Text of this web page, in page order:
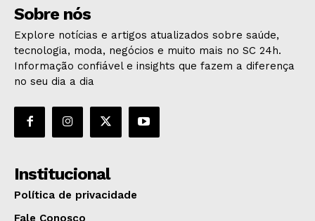
Sobre nós
Explore notícias e artigos atualizados sobre saúde,
tecnologia, moda, negócios e muito mais no SC 24h.
Informação confiável e insights que fazem a diferença
no seu dia a dia
Institucional
Política de privacidade
Fale Conosco